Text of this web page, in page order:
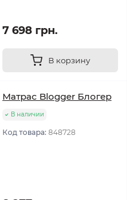
7 698 грн.
В корзину
Матрас Blogger Блогер
В наличии
Код товара: 848728